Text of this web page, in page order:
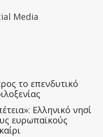
Media
το επενδυτικό
Ελληνικό νησί
ευρωπαϊκούς